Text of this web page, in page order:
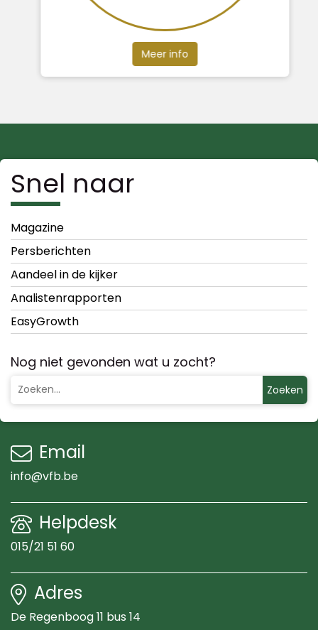
Meer info
Snel naar
Magazine
Persberichten
Aandeel in de kijker
Analistenrapporten
EasyGrowth
Nog niet gevonden wat u zocht?
Zoeken
Email
info@vfb.be
Helpdesk
015/21 51 60
Adres
De Regenboog 11 bus 14